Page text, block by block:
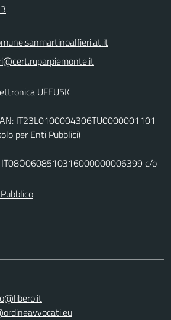
UFEU5K
IT23L0100004306TU0000001101
per Enti Pubblici)
IT08O0608510316000000006399 c/o